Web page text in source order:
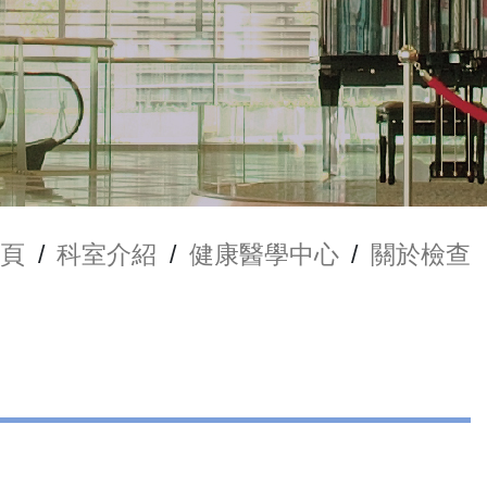
/ 科室介紹 / 健康醫學中心 / 關於檢查